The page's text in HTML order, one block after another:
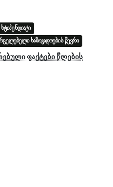
საზოგადოების წევრი